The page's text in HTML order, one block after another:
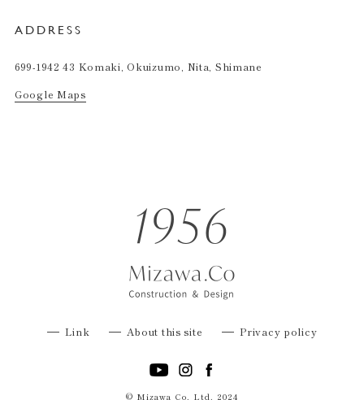
ADDRESS
699-1942 43 Komaki, Okuizumo, Nita, Shimane
Google Maps
Link About this site Privacy policy
© Mizawa Co. Ltd. 2024